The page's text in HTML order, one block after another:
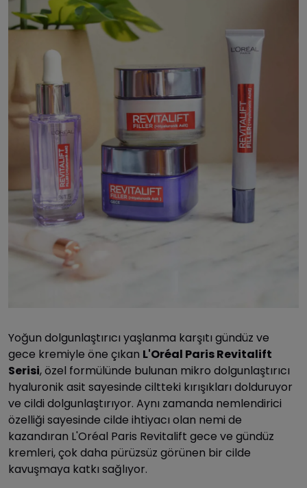
Yoğun dolgunlaştırıcı yaşlanma karşıtı gündüz ve
gece kremiyle öne çıkan L'Oréal Paris Revitalift
Serisi, özel formülünde bulunan mikro dolgunlaştırıcı
hyaluronik asit sayesinde ciltteki kırışıkları dolduruyor
ve cildi dolgunlaştırıyor. Aynı zamanda nemlendirici
özelliği sayesinde cilde ihtiyacı olan nemi de
kazandıran L'Oréal Paris Revitalift gece ve gündüz
kremleri, çok daha pürüzsüz görünen bir cilde
kavuşmaya katkı sağlıyor.